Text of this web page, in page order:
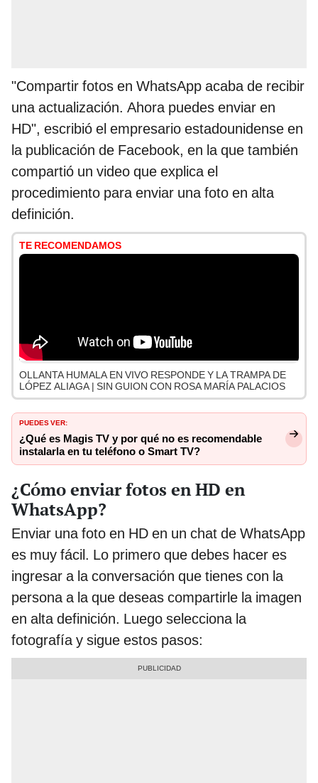
"Compartir fotos en WhatsApp acaba de recibir
una actualización. Ahora puedes enviar en
HD", escribió el empresario estadounidense en
la publicación de Facebook, en la que también
compartió un video que explica el
procedimiento para enviar una foto en alta
definición.
TE RECOMENDAMOS
OLLANTA HUMALA EN VIVO RESPONDE Y LA TRAMPA DE
LÓPEZ ALIAGA | SIN GUION CON ROSA MARÍA PALACIOS
PUEDES VER:
¿Qué es Magis TV y por qué no es recomendable
instalarla en tu teléfono o Smart TV?
¿Cómo enviar fotos en HD en
WhatsApp?
Enviar una foto en HD en un chat de WhatsApp
es muy fácil. Lo primero que debes hacer es
ingresar a la conversación que tienes con la
persona a la que deseas compartirle la imagen
en alta definición. Luego selecciona la
fotografía y sigue estos pasos: